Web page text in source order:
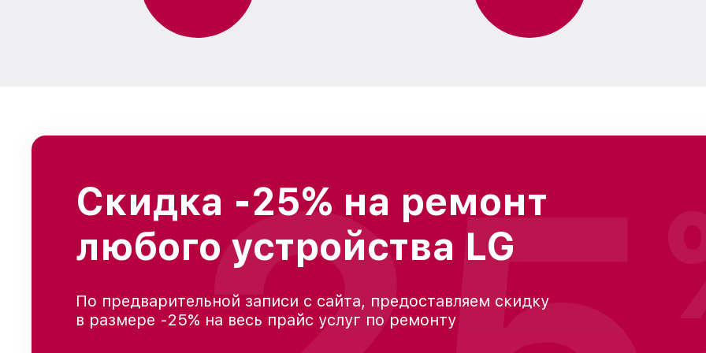
Скидка -25% на ремонт
любого устройства LG
По предварительной записи с сайта, предоставляем скидку
в размере -25% на весь прайс услуг по ремонту